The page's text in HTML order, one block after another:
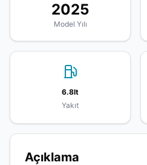
2025
Model Yılı
6.8lt
Yakıt
Açıklama